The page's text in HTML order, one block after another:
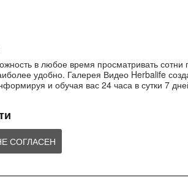
в любое время просматривать сотни
удобно. Галерея Видео Herbalife
и обучая вас 24 часа в сутки 7
СОГЛАСЕН
1:42:21